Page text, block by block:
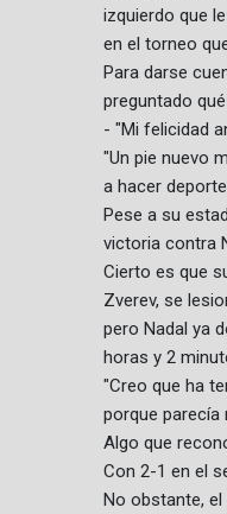
izquierdo que
en el torneo
Para darse
preguntado
- "Mi felicidad
"Un pie nuevo
a hacer
Pese a su
victoria contra
Cierto es que
Zverev, se
pero Nadal ya
horas y 2
"Creo que ha
porque parecía
Algo que
Con 2-1 en el
No obstante,